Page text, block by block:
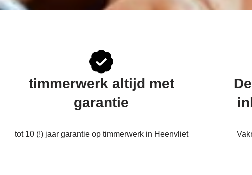
timmerwerk altijd met
garantie
tot 10 (!) jaar garantie op timmerwerk in Heenvliet